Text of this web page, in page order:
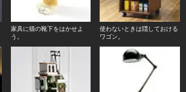
家具に猫の靴下をはかせよ
う。
使わないときは隠しておける
ワゴン。